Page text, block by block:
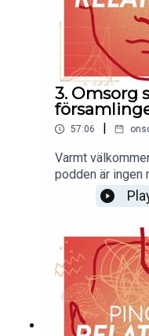
3. Omsorg
57:06
Varmt
podden är ingen
Bet:L Skövde. Vi
man egentligen
omsorgsarbete